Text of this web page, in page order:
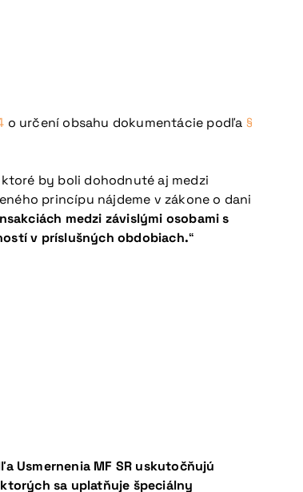
o určení obsahu dokumentácie podľa §
by boli dohodnuté aj medzi
princípu nájdeme v zákone o dani
medzi závislými osobami s
v príslušných obdobiach.“
Usmernenia MF SR uskutočňujú
sa uplatňuje špeciálny